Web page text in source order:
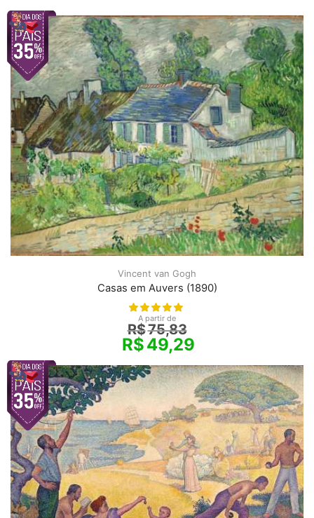
Vincent van Gogh
Casas em Auvers (1890)
A partir de
R$75,83
R$49,29